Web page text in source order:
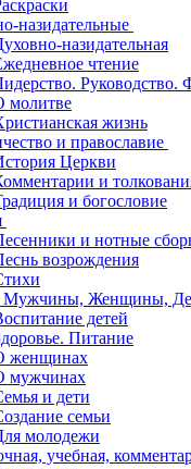
назидательные
назидательная
чтение
Руководство.
молитве
жизнь
и православие
Церкви
и
и богословие
и нотные
возрождения
Мужчины, Женщины,
детей
Питание
женщинах
мужчинах
и дети
семьи
молодежи
учебная,